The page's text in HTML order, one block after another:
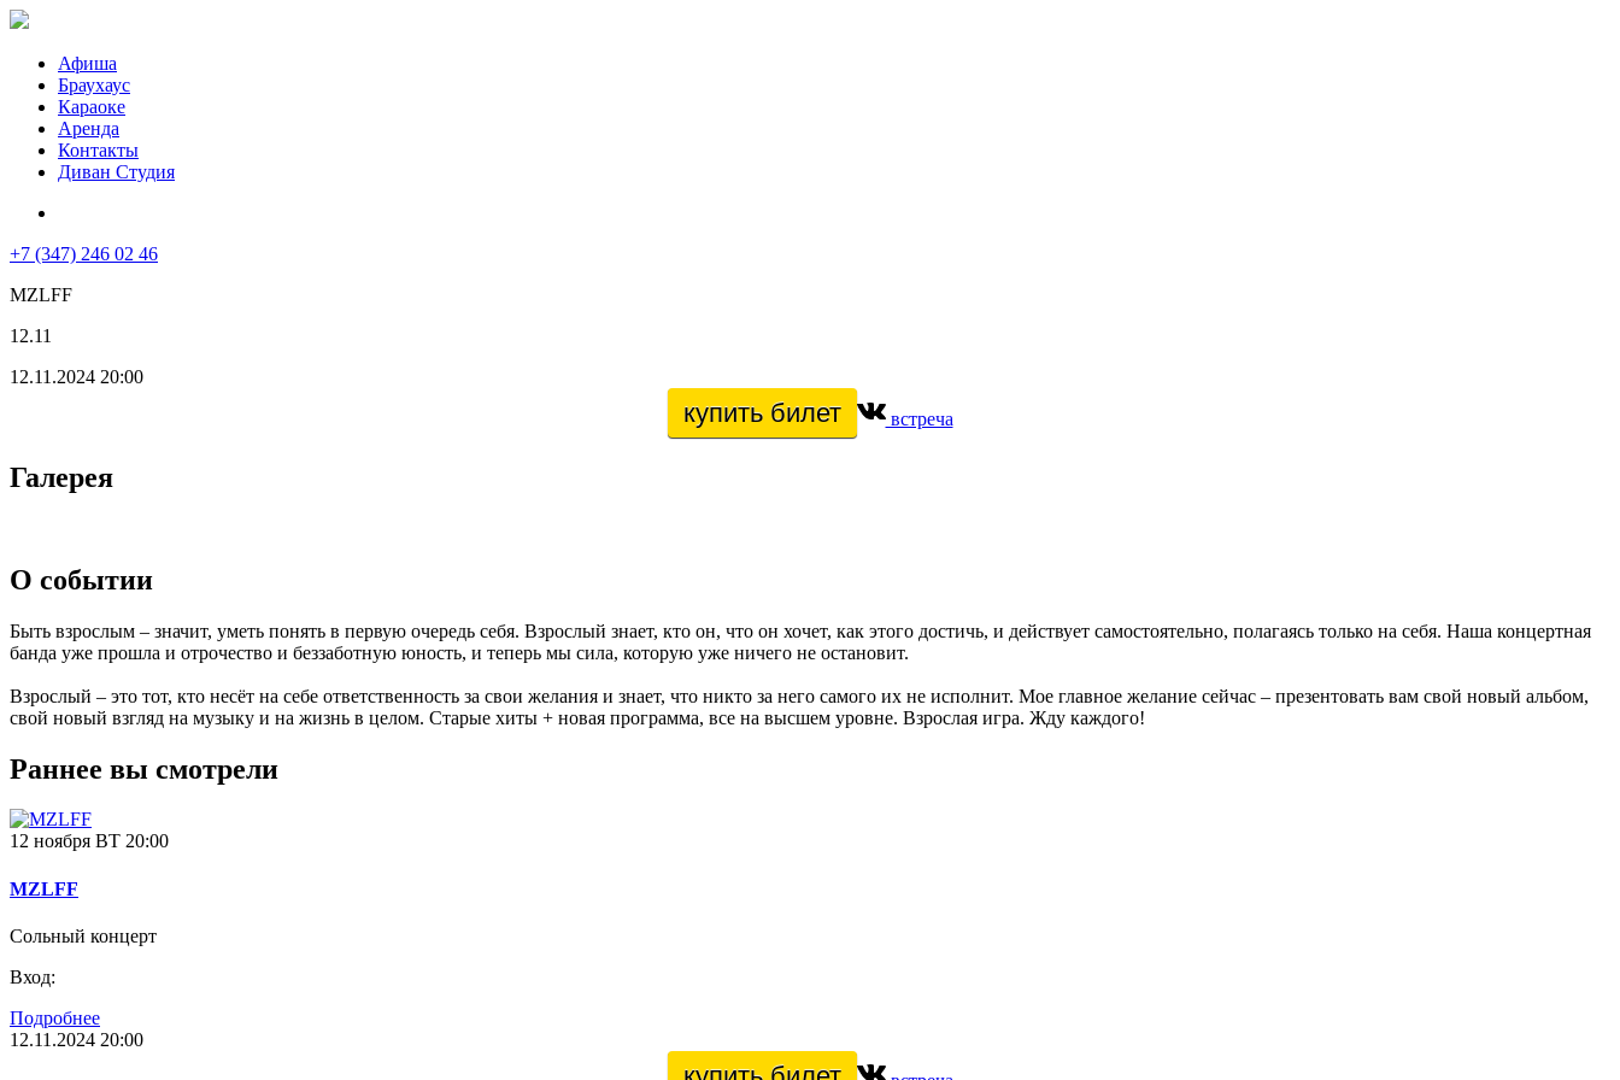
Афиша
Браухаус
Караоке
Аренда
Контакты
Диван Студия
+7 (347) 246 02 46
MZLFF
12.11
12.11.2024 20:00
купить билет встреча
Галерея
О событии
Быть взрослым – значит, уметь понять в первую очередь себя. Взрослый знает, кто он, что он хочет, как этого достичь, и действует самостоятельно, полагаясь только на себя. Наша концертная
банда уже прошла и отрочество и беззаботную юность, и теперь мы сила, которую уже ничего не остановит.
Взрослый – это тот, кто несёт на себе ответственность за свои желания и знает, что никто за него самого их не исполнит. Мое главное желание сейчас – презентовать вам свой новый альбом,
свой новый взгляд на музыку и на жизнь в целом. Старые хиты + новая программа, все на высшем уровне. Взрослая игра. Жду каждого!
Раннее вы смотрели
12 ноября ВТ 20:00
MZLFF
Сольный концерт
Вход:
Подробнее
12.11.2024 20:00